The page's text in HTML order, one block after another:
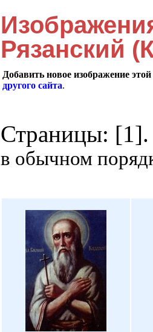
Рязанский
Добавить новое изображение
другого сайта.
Страницы:
в обычном